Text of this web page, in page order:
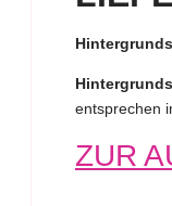
entsprechen
ZUR